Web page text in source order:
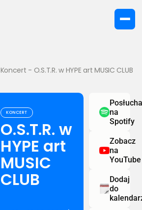
Koncert - O.S.T.R. w HYPE art MUSIC CLUB
KONCERT
O.S.T.R. w
HYPE art
MUSIC
CLUB
na
Spotify
Zobacz
na
YouTube
Dodaj
do